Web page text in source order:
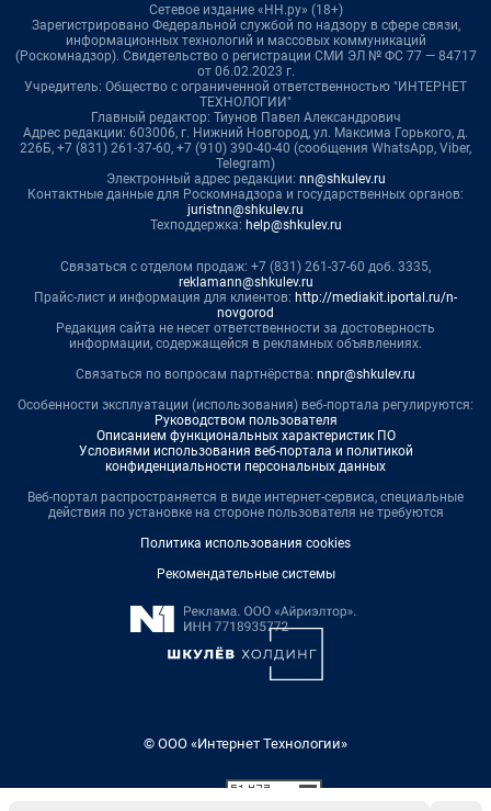
Сетевое издание «НН.ру» (18+)
Зарегистрировано Федеральной службой по надзору в сфере связи,
информационных технологий и массовых коммуникаций
(Роскомнадзор). Свидетельство о регистрации СМИ ЭЛ № ФС 77 — 84717
от 06.02.2023 г.
Учредитель: Общество с ограниченной ответственностью "ИНТЕРНЕТ
ТЕХНОЛОГИИ"
Главный редактор: Тиунов Павел Александрович
Адрес редакции: 603006, г. Нижний Новгород, ул. Максима Горького, д.
226Б, +7 (831) 261-37-60, +7 (910) 390-40-40 (сообщения WhatsApp, Viber,
Telegram)
Электронный адрес редакции: nn@shkulev.ru
Контактные данные для Роскомнадзора и государственных органов:
juristnn@shkulev.ru
Техподдержка: help@shkulev.ru
Связаться с отделом продаж: +7 (831) 261-37-60 доб. 3335,
reklamann@shkulev.ru
Прайс-лист и информация для клиентов: http://mediakit.iportal.ru/n-
novgorod
Редакция сайта не несет ответственности за достоверность
информации, содержащейся в рекламных объявлениях.
Связаться по вопросам партнёрства: nnpr@shkulev.ru
Особенности эксплуатации (использования) веб-портала регулируются:
Руководством пользователя
Описанием функциональных характеристик ПО
Условиями использования веб-портала и политикой
конфиденциальности персональных данных
Веб-портал распространяется в виде интернет-сервиса, специальные
действия по установке на стороне пользователя не требуются
Политика использования cookies
Рекомендательные системы
© ООО «Интернет Технологии»